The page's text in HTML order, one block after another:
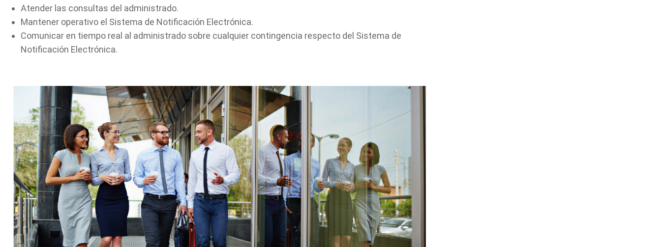
te podemos ayudar?
Atender las consultas del administrado.
Mantener operativo el Sistema de Notificación Electrónica.
Comunicar en tiempo real al administrado sobre cualquier contingencia respecto del Sistema de
Notificación Electrónica.